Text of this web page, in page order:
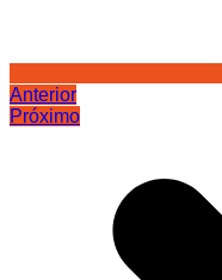
Anterior
Próximo